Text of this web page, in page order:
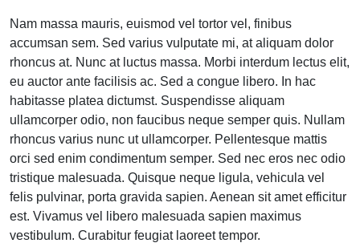
Nam massa mauris, euismod vel tortor vel, finibus
accumsan sem. Sed varius vulputate mi, at aliquam dolor
rhoncus at. Nunc at luctus massa. Morbi interdum lectus elit,
eu auctor ante facilisis ac. Sed a congue libero. In hac
habitasse platea dictumst. Suspendisse aliquam
ullamcorper odio, non faucibus neque semper quis. Nullam
rhoncus varius nunc ut ullamcorper. Pellentesque mattis
orci sed enim condimentum semper. Sed nec eros nec odio
tristique malesuada. Quisque neque ligula, vehicula vel
felis pulvinar, porta gravida sapien. Aenean sit amet efficitur
est. Vivamus vel libero malesuada sapien maximus
vestibulum. Curabitur feugiat laoreet tempor.